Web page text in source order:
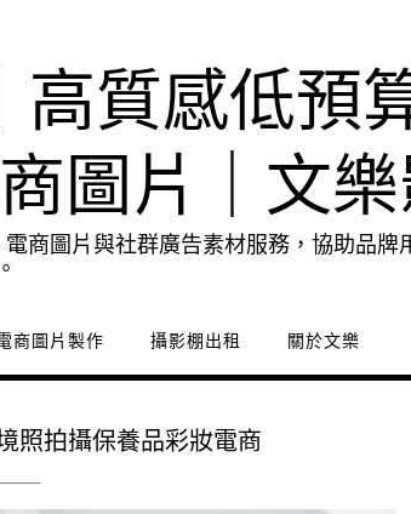
質感低預
圖片｜文
商圖片與社群廣告素材服務，協助品牌
商圖片製作 攝影棚出租 關於文樂
照拍攝保養品彩妝電商